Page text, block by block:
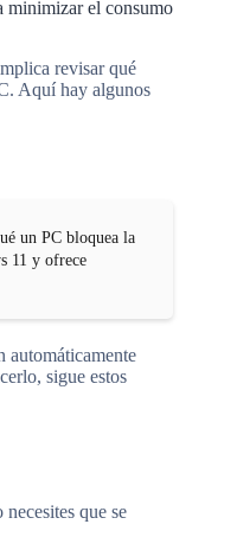
minimizar el consumo
revisar qué
Aquí hay algunos
un PC bloquea la
11 y ofrece
automáticamente
sigue estos
que se